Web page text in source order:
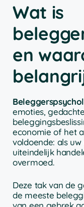
Wat is
en
emoties,
economie of het
voldoende: als
uiteindelijk
overmoed.
Deze tak van de
de meeste